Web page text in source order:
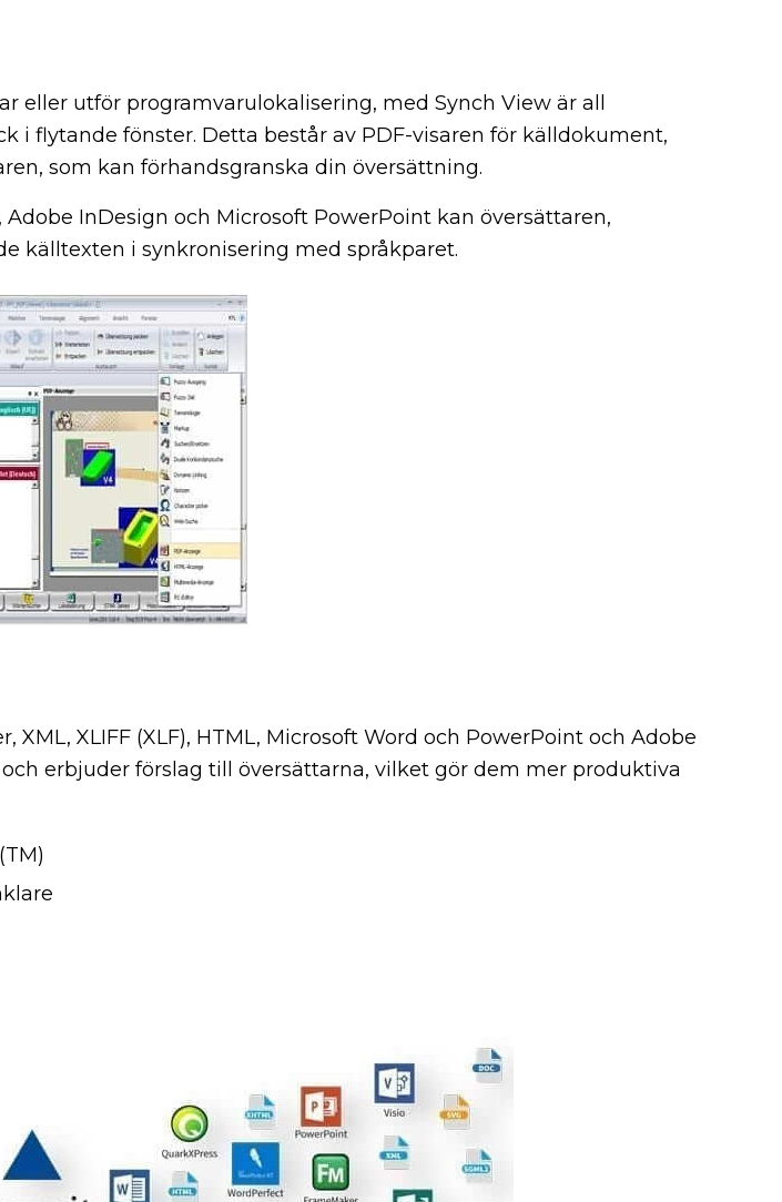
eller utför programvarulokalisering, med Synch View är all
flytande fönster. Detta består av PDF-visaren för källdokument,
som kan förhandsgranska din översättning.
InDesign och Microsoft PowerPoint kan översättaren,
källtexten i synkronisering med språkparet.
XLIFF (XLF), HTML, Microsoft Word och PowerPoint och Adobe
erbjuder förslag till översättarna, vilket gör dem mer produktiva